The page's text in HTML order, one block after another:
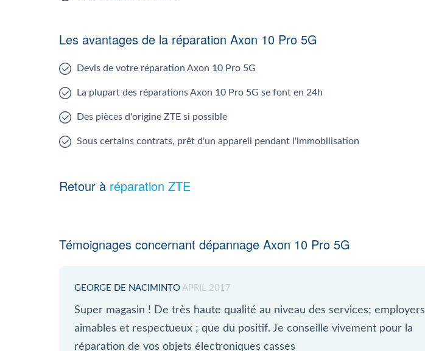
Les avantages de la réparation Axon 10 Pro 5G
Devis de votre réparation Axon 10 Pro 5G
La plupart des réparations Axon 10 Pro 5G se font en 24h
Des pièces d'origine ZTE si possible
Sous certains contrats, prêt d'un appareil pendant l'immobilisation
Retour à réparation ZTE
Témoignages concernant dépannage Axon 10 Pro 5G
GEORGE DE NACIMINTO APRIL 2017
Super magasin ! De très haute qualité au niveau des services; employers
aimables et respectueux ; que du positif. Je conseille vivement pour la
réparation de vos objets électroniques casses